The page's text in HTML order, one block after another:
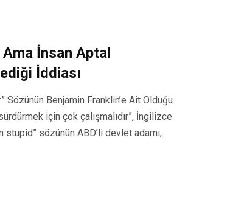
İnsan Aptal
İddiası
Sözünün Benjamin Franklin’e Ait Olduğu
için çok çalışmalıdır”, İngilizce
sözünün ABD’li devlet adamı,